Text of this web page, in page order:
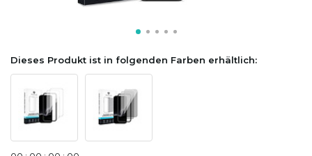
Dieses Produkt ist in folgenden Farben erhältlich: